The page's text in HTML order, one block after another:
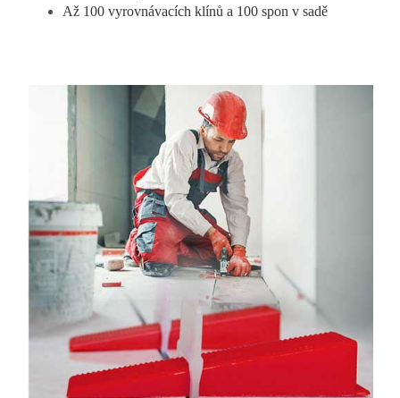
Až 100 vyrovnávacích klínů a 100 spon v sadě